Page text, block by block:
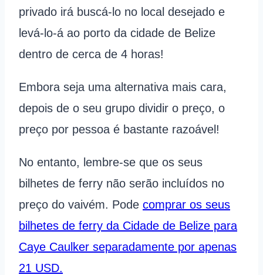
privado irá buscá-lo no local desejado e
levá-lo-á ao porto da cidade de Belize
dentro de cerca de 4 horas!
Embora seja uma alternativa mais cara,
depois de o seu grupo dividir o preço, o
preço por pessoa é bastante razoável!
No entanto, lembre-se que os seus
bilhetes de ferry não serão incluídos no
preço do vaivém. Pode comprar os seus
bilhetes de ferry da Cidade de Belize para
Caye Caulker separadamente por apenas
21 USD.